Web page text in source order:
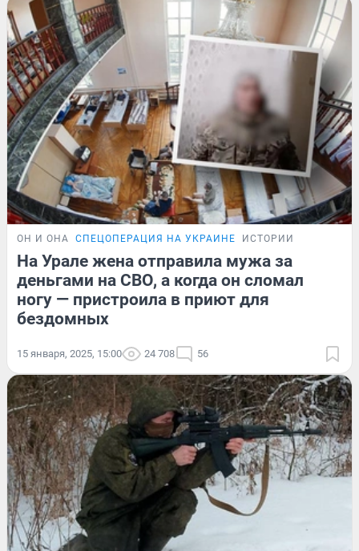
ОН И ОНА СПЕЦОПЕРАЦИЯ НА УКРАИНЕ ИСТОРИИ
На Урале жена отправила мужа за
деньгами на СВО, а когда он сломал
ногу — пристроила в приют для
бездомных
15 января, 2025, 15:00 24 708 56